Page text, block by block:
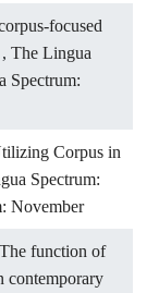
focused
, The Lingua
Spectrum:
Corpus in
Spectrum:
November
The function of
contemporary